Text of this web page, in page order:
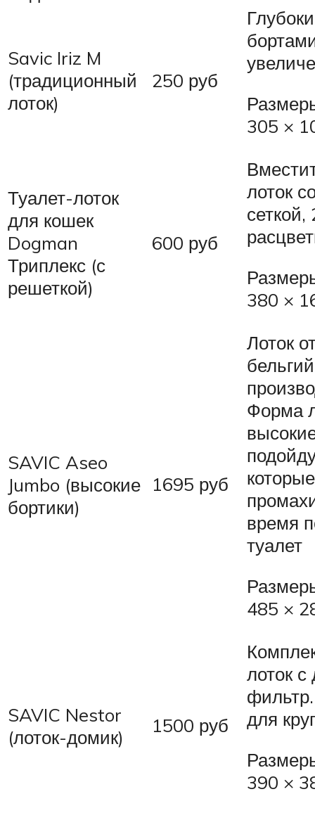
Savic Iriz M
(традиционный
лоток)
250 руб
305 ×
Туалет-лоток
для кошек
Dogman
Триплекс (с
решеткой)
600 руб
лоток
сеткой,
380 ×
SAVIC Aseo
Jumbo (высокие
бортики)
1695 руб
Лоток
Форма
время
туалет
485 ×
SAVIC Nestor
(лоток-домик)
1500 руб
лоток с
для
390 ×